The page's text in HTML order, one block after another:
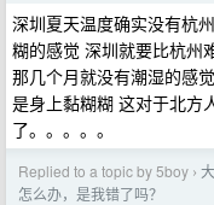
深圳夏天温度确实没有杭
糊的感觉 深圳就要比杭州
那几个月就没有潮湿的感
是身上黏糊糊 这对于北方
了。。。。。
Replied to a topic by 5boy ›
怎么办，是我错了吗？